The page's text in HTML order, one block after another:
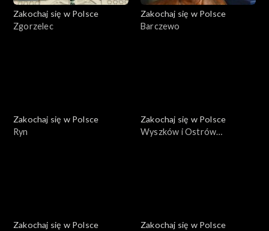
Zakochaj się w Polsce
Zgorzelec
Zakochaj się w Polsce
Barczewo
Zakochaj się w Polsce
Ryn
Zakochaj się w Polsce
Wyszków i Ostrów
Zakochaj się w Polsce
Zakochaj się w Polsce